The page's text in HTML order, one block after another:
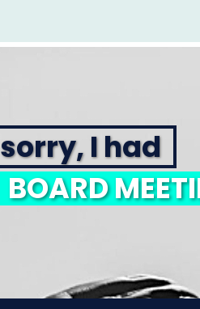
sorry, I had
BOARD